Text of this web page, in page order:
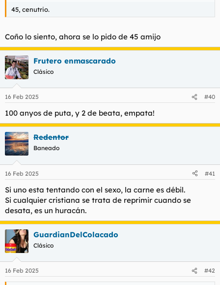
45, cenutrio.
Coño lo siento, ahora se lo pido de 45 amijo
Frutero enmascarado
Clásico
16 Feb 2025 #40
100 anyos de puta, y 2 de beata, empata!
Redentor
Baneado
16 Feb 2025 #41
Si uno esta tentando con el sexo, la carne es débil.
Si cualquier cristiana se trata de reprimir cuando se
desata, es un huracán.
GuardianDelColacado
Clásico
16 Feb 2025 #42